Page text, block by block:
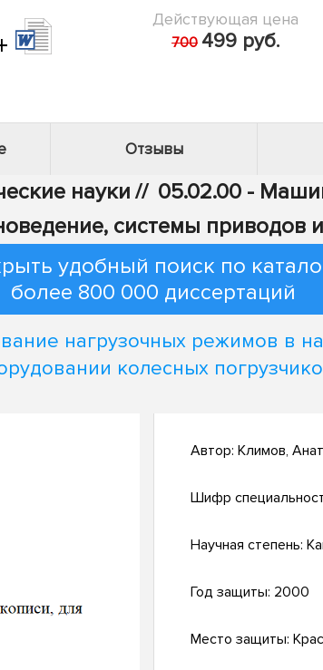
Действующая цена
700 499 руб.
Отзывы
науки // 05.02.00 -
системы приводов
удобный поиск по
более 800 000 диссертаций
нагрузочных режимов в
колесных
Автор: Климов,
Шифр
Научная степень:
Год защиты: 2000
Место защиты: